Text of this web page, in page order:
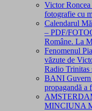
Victor
fotografie cu
Calendarul
– PDF/
Române. La
Fenomenul
văzute de
Radio Trinitas
BANI Guvern
propagandă
MINCIUNA